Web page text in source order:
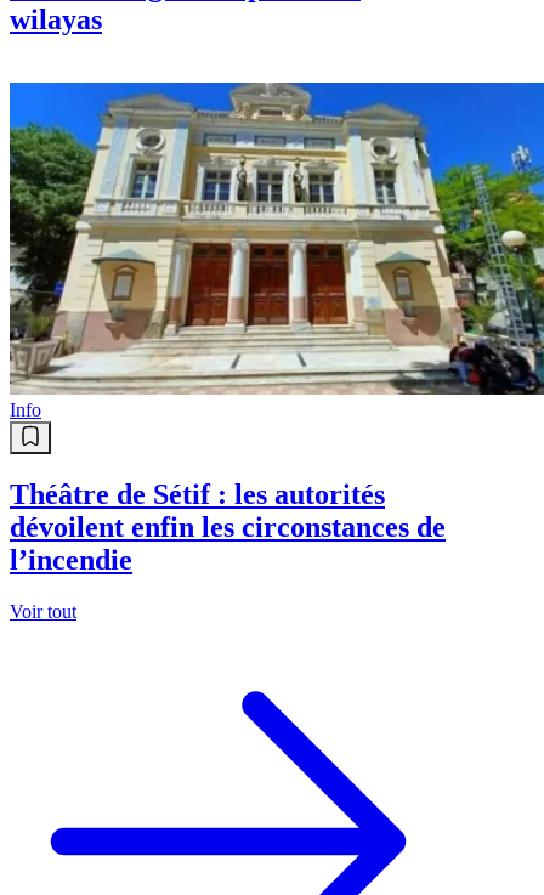
wilayas
Info
Théâtre de Sétif : les autorités
dévoilent enfin les circonstances de
l’incendie
Voir tout